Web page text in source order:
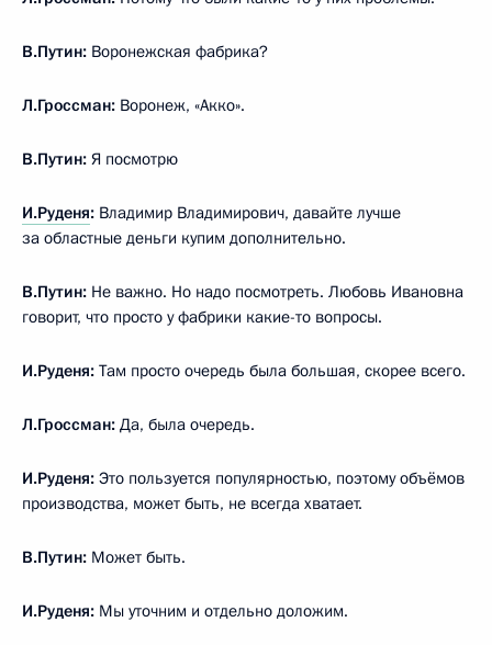
В.Путин: Воронежская фабрика?
Л.Гроссман: Воронеж, «Акко».
В.Путин: Я посмотрю
И.Руденя: Владимир Владимирович, давайте лучше
за областные деньги купим дополнительно.
В.Путин: Не важно. Но надо посмотреть. Любовь Ивановна
говорит, что просто у фабрики какие-то вопросы.
И.Руденя: Там просто очередь была большая, скорее всего.
Л.Гроссман: Да, была очередь.
И.Руденя: Это пользуется популярностью, поэтому объёмов
производства, может быть, не всегда хватает.
В.Путин: Может быть.
И.Руденя: Мы уточним и отдельно доложим.